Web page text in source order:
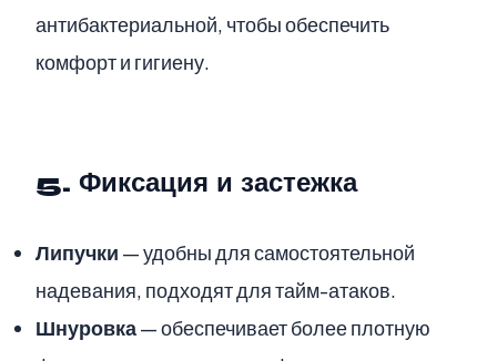
антибактериальной, чтобы обеспечить
комфорт и гигиену.
5. Фиксация и застежка
Липучки — удобны для самостоятельной
надевания, подходят для тайм-атаков.
Шнуровка— обеспечивает более плотную